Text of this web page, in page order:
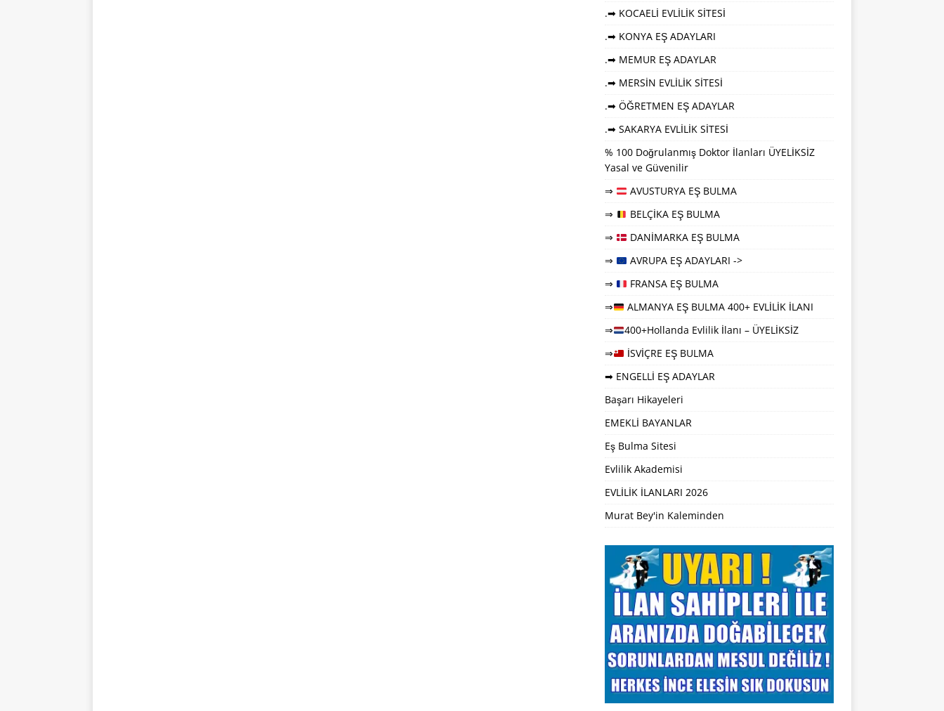
.➡ KOCAELİ EVLİLİK SİTESİ
.➡ KONYA EŞ ADAYLARI
.➡ MEMUR EŞ ADAYLAR
.➡ MERSİN EVLİLİK SİTESİ
.➡ ÖĞRETMEN EŞ ADAYLAR
.➡ SAKARYA EVLİLİK SİTESİ
% 100 Doğrulanmış Doktor İlanları ÜYELİKSİZ
Yasal ve Güvenilir
⇒
AVUSTURYA EŞ BULMA
⇒
BELÇİKA EŞ BULMA
⇒
DANİMARKA EŞ BULMA
⇒
AVRUPA EŞ ADAYLARI ->
⇒
FRANSA EŞ BULMA
⇒
ALMANYA EŞ BULMA 400+ EVLİLİK İLANI
⇒
400+Hollanda Evlilik İlanı – ÜYELİKSİZ
⇒
İSVİÇRE EŞ BULMA
➡ ENGELLİ EŞ ADAYLAR
Başarı Hikayeleri
EMEKLİ BAYANLAR
Eş Bulma Sitesi
Evlilik Akademisi
EVLİLİK İLANLARI 2026
Murat Bey'in Kaleminden